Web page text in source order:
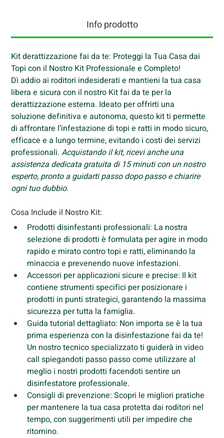
Info prodotto
Kit derattizzazione fai da te: Proteggi la Tua Casa dai
Topi con il Nostro Kit Professionale e Completo!
Dì addio ai roditori indesiderati e mantieni la tua casa
libera e sicura con il nostro Kit fai da te per la
derattizzazione esterna. Ideato per offrirti una
soluzione definitiva e autonoma, questo kit ti permette
di affrontare l’infestazione di topi e ratti in modo sicuro,
efficace e a lungo termine, evitando i costi dei servizi
professionali. Acquistando il kit, ricevi anche una
assistenza dedicata gratuita di 15 minuti con un nostro
esperto, pronto a guidarti passo dopo passo e chiarire
ogni tuo dubbio.
Cosa Include il Nostro Kit:
Prodotti disinfestanti professionali: La nostra
selezione di prodotti è formulata per agire in modo
rapido e mirato contro topi e ratti, eliminando la
minaccia e prevenendo nuove infestazioni.
Accessori per applicazioni sicure e precise: Il kit
contiene strumenti specifici per posizionare i
prodotti in punti strategici, garantendo la massima
sicurezza per tutta la famiglia.
Guida tutorial dettagliato: Non importa se è la tua
prima esperienza con la disinfestazione fai da te!
Un nostro tecnico specializzato ti guiderà in video
call spiegandoti passo passo come utilizzare al
meglio i nostri prodotti facendoti sentire un
disinfestatore professionale.
Consigli di prevenzione: Scopri le migliori pratiche
per mantenere la tua casa protetta dai roditori nel
tempo, con suggerimenti utili per impedire che
ritornino.